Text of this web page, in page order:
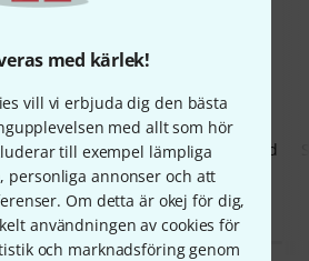
med kärlek!
vill vi erbjuda dig den bästa
med allt som hör
till exempel lämpliga
personliga annonser och att
Om detta är okej för dig,
användningen av cookies för
och marknadsföring genom
9%
KÖPT
Sennheiser SK-XSW-E-Band
1 555 kr